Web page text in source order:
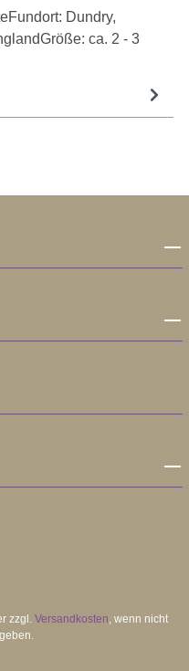
Dundry,
ca. 2 - 3
zzgl. Versandkosten, wenn nicht